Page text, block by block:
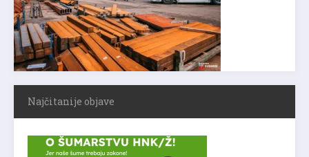
Najčitanije objave